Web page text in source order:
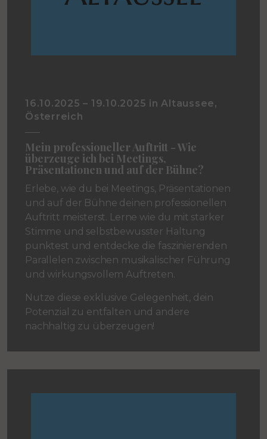
16.10.2025 – 19.10.2025 in Altaussee,
Österreich
Mein professioneller Auftritt - Wie
überzeuge ich bei Meetings,
Präsentationen und auf der Bühne?
Erlebe, wie du bei Meetings, Präsentationen
und auf der Bühne deinen professionellen
Auftritt meisterst. Lerne wie du mit starker
Stimme und selbstbewusster Haltung
punktest und entdecke die faszinierenden
Parallelen zwischen musikalischer Führung
und wirkungsvollem Auftreten.
Nutze diese exklusive Gelegenheit, dein
Potenzial zu entfalten und andere
nachhaltig zu überzeugen!